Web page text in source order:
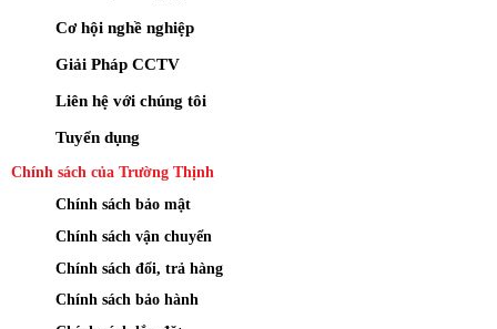
Cơ hội nghề nghiệp
Giải Pháp CCTV
Liên hệ với chúng tôi
Tuyển dụng
Chính sách của Trường Thịnh
Chính sách bảo mật
Chính sách vận chuyển
Chính sách đổi, trả hàng
Chính sách bảo hành